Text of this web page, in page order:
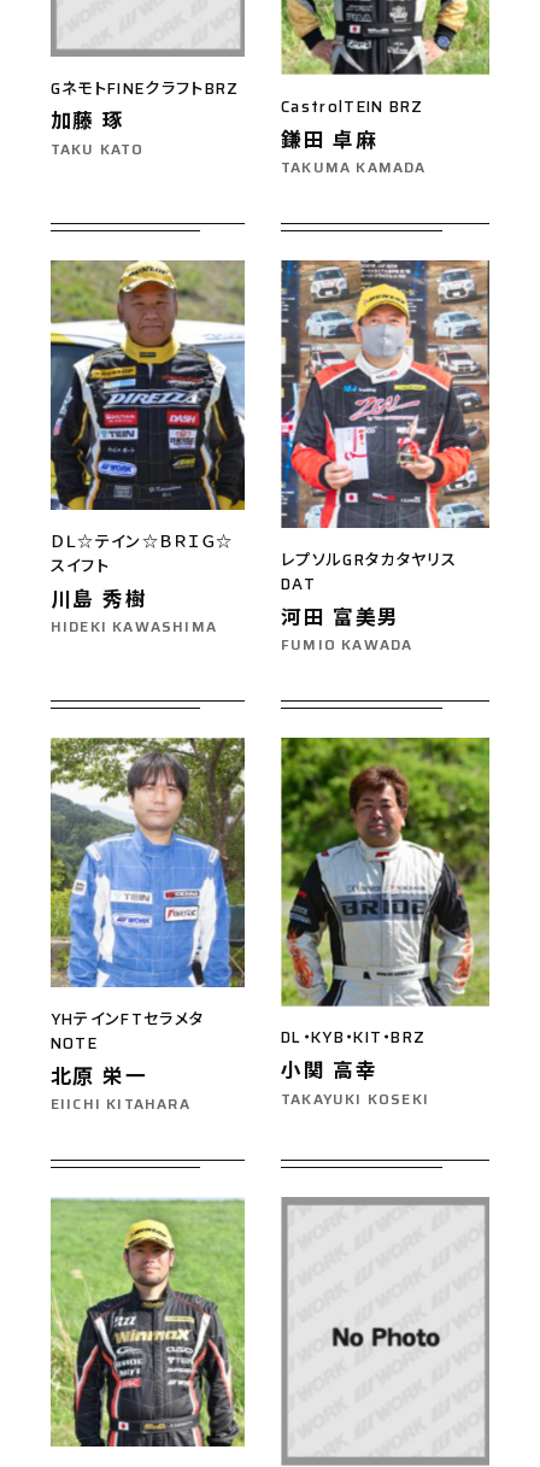
GネモトFINEクラフトBRZ
加藤 琢
TAKU KATO
CastrolTEIN BRZ
鎌田 卓麻
TAKUMA KAMADA
ＤＬ☆テイン☆ＢＲＩＧ☆
スイフト
川島 秀樹
HIDEKI KAWASHIMA
レプソルGRタカタヤリス
DAT
河田 富美男
FUMIO KAWADA
YHテインFTセラメタ
NOTE
北原 栄一
EIICHI KITAHARA
DL・KYB・KIT・BRZ
小関 高幸
TAKAYUKI KOSEKI